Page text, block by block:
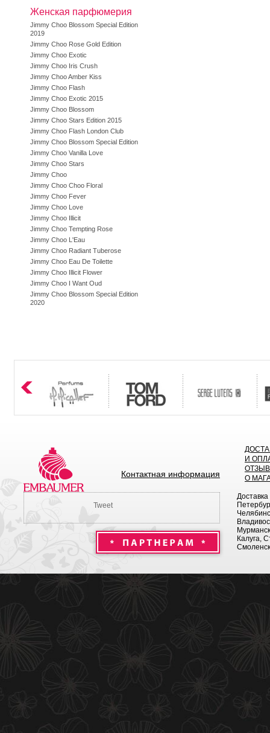
Женская парфюмерия
Jimmy Choo Blossom Special Edition
2019
Jimmy Choo Rose Gold Edition
Jimmy Choo Exotic
Jimmy Choo Iris Crush
Jimmy Choo Amber Kiss
Jimmy Choo Flash
Jimmy Choo Exotic 2015
Jimmy Choo Blossom
Jimmy Choo Stars Edition 2015
Jimmy Choo Flash London Club
Jimmy Choo Blossom Special Edition
Jimmy Choo Vanilla Love
Jimmy Choo Stars
Jimmy Choo
Jimmy Choo Choo Floral
Jimmy Choo Fever
Jimmy Choo Love
Jimmy Choo Illicit
Jimmy Choo Tempting Rose
Jimmy Choo L'Eau
Jimmy Choo Radiant Tuberose
Jimmy Choo Eau De Toilette
Jimmy Choo Illicit Flower
Jimmy Choo I Want Oud
Jimmy Choo Blossom Special Edition
2020
Контактная информация
И
О
Tweet
Калуга,